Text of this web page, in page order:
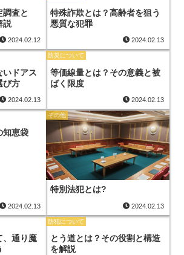
調査と
説
2024.02.12
特殊詐欺とは？高齢者を狙う
悪質な犯罪
2024.02.13
いドアス
び方
2024.02.13
防災について
等価線量とは？その意義と被
ばく限度
2024.02.13
知恵袋
2024.02.13
その他
特別法犯とは?
2024.02.13
、通り魔
防犯について
とう道とは？その役割と構造
を解説